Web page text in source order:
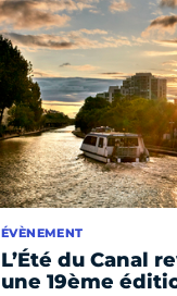
ÉVÈNEMENT
L’Été du Canal
une 19ème